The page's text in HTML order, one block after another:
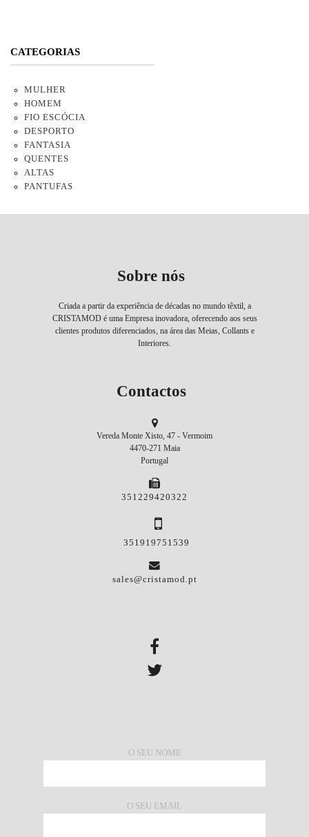
CATEGORIAS
MULHER
HOMEM
FIO ESCÓCIA
DESPORTO
FANTASIA
QUENTES
ALTAS
PANTUFAS
Sobre nós
Criada a partir da experiência de décadas no mundo têxtil, a
CRISTAMOD é uma Empresa inovadora, oferecendo aos seus
clientes produtos diferenciados, na área das Meias, Collants e
Interiores.
Contactos
Vereda Monte Xisto, 47 - Vermoim
4470-271 Maia
Portugal
351229420322
351919751539
sales@cristamod.pt
O SEU NOME
O SEU EMAIL